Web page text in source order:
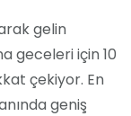
gelin
geceleri için 10
çekiyor. En
geniş